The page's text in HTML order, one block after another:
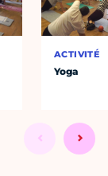
ACTIVITÉ
Yoga